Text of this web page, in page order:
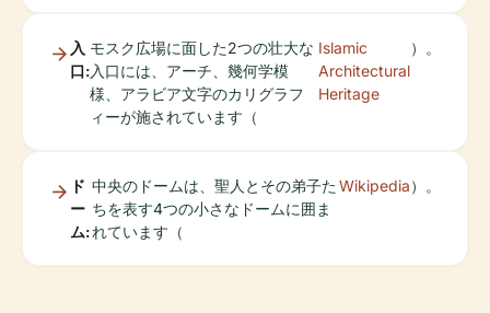
入
口:
モスク広場に面した2つの壮大な
入口には、アーチ、幾何学模
様、アラビア文字のカリグラフ
ィーが施されています（
Islamic
Architectural
Heritage
）。
ド
ー
ム:
中央のドームは、聖人とその弟子た
ちを表す4つの小さなドームに囲ま
れています（
Wikipedia）。